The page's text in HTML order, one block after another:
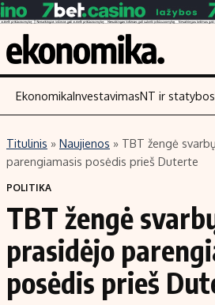
Turinys
Naujienos
Aplinka
Energetika
Ekonomika
EkonomikaInvestavimasNT ir statybos
Titulinis » Naujienos » TBT žengė
parengiamasis posėdis prieš Duterte
POLITIKA
TBT žengė
prasidėjo
posėdis prieš